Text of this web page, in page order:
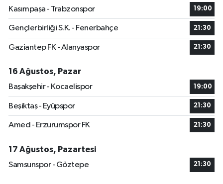
Kasımpaşa - Trabzonspor 19:00
Gençlerbirliği S.K. - Fenerbahçe 21:30
Gaziantep FK - Alanyaspor 21:30
16 Ağustos, Pazar
Başakşehir - Kocaelispor
19:00
Beşiktaş - Eyüpspor 21:30
Amed - Erzurumspor FK 21:30
17 Ağustos, Pazartesi
Samsunspor - Göztepe
21:30